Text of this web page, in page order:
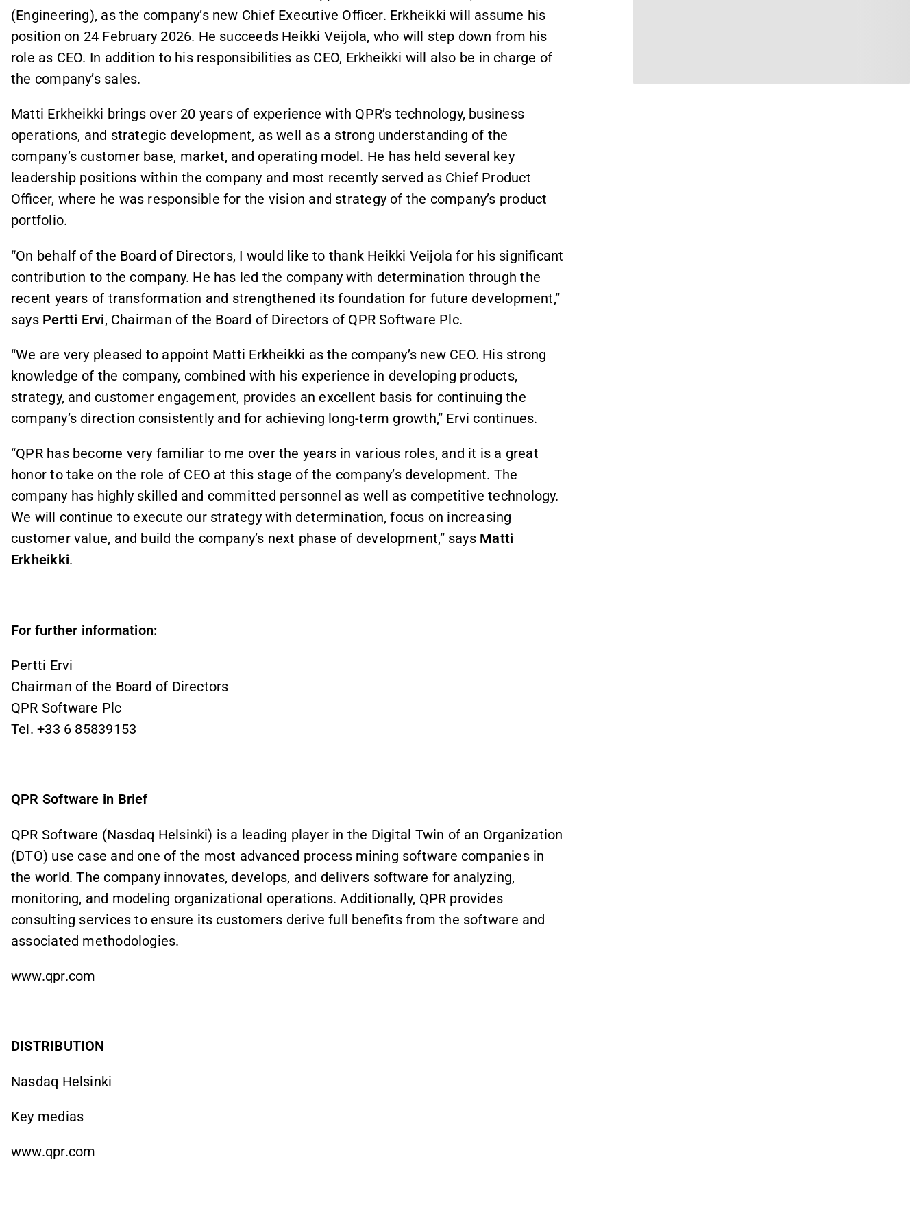
(Engineering), as the company’s new Chief Executive Officer. Erkheikki will assume his
position on 24 February 2026. He succeeds Heikki Veijola, who will step down from his
role as CEO. In addition to his responsibilities as CEO, Erkheikki will also be in charge of
the company’s sales.
Matti Erkheikki brings over 20 years of experience with QPR’s technology, business
operations, and strategic development, as well as a strong understanding of the
company’s customer base, market, and operating model. He has held several key
leadership positions within the company and most recently served as Chief Product
Officer, where he was responsible for the vision and strategy of the company’s product
portfolio.
“On behalf of the Board of Directors, I would like to thank Heikki Veijola for his significant
contribution to the company. He has led the company with determination through the
recent years of transformation and strengthened its foundation for future development,”
says Pertti Ervi, Chairman of the Board of Directors of QPR Software Plc.
“We are very pleased to appoint Matti Erkheikki as the company’s new CEO. His strong
knowledge of the company, combined with his experience in developing products,
strategy, and customer engagement, provides an excellent basis for continuing the
company’s direction consistently and for achieving long-term growth,” Ervi continues.
“QPR has become very familiar to me over the years in various roles, and it is a great
honor to take on the role of CEO at this stage of the company’s development. The
company has highly skilled and committed personnel as well as competitive technology.
We will continue to execute our strategy with determination, focus on increasing
customer value, and build the company’s next phase of development,” says Matti
Erkheikki.
For further information:
Pertti Ervi
Chairman of the Board of Directors
QPR Software Plc
Tel. +33 6 85839153
QPR Software in Brief
QPR Software (Nasdaq Helsinki) is a leading player in the Digital Twin of an Organization
(DTO) use case and one of the most advanced process mining software companies in
the world. The company innovates, develops, and delivers software for analyzing,
monitoring, and modeling organizational operations. Additionally, QPR provides
consulting services to ensure its customers derive full benefits from the software and
associated methodologies.
www.qpr.com
DISTRIBUTION
Nasdaq Helsinki
Key medias
www.qpr.com